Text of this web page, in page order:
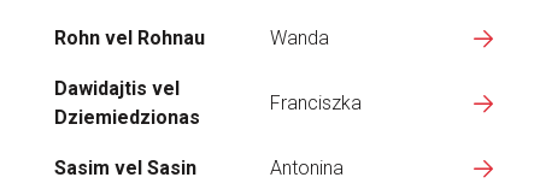
Rohn vel Rohnau Wanda
Dawidajtis vel
Dziemiedzionas
Franciszka
Sasim vel Sasin Antonina